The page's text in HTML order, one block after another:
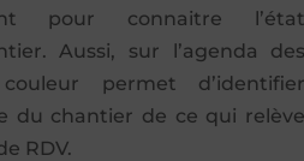
pour connaitre
Aussi, sur l’agenda
permet
du chantier de ce qui
RDV.